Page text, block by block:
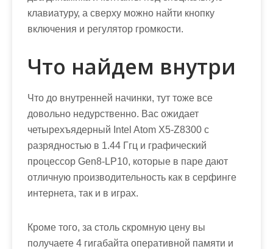
клавиатуру, а сверху можно найти кнопку
включения и регулятор громкости.
Что найдем внутри
Что до внутренней начинки, тут тоже все
довольно недурственно. Вас ожидает
четырехъядерный Intel Atom X5-Z8300 с
разрядностью в 1.44 Ггц и графический
процессор Gen8-LP10, которые в паре дают
отличную производительность как в серфинге
интернета, так и в играх.
Кроме того, за столь скромную цену вы
получаете 4 гигабайта оперативной памяти и